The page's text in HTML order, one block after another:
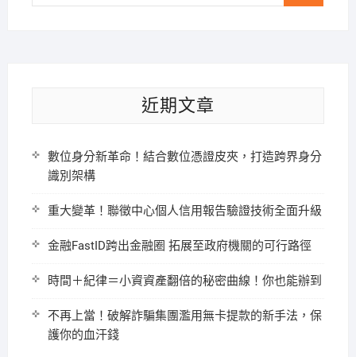
近期文章
數位身分新革命！結合數位憑證皮夾，打造跨界身分
識別架構
重大變革！聯徵中心個人信用報告驗證技術全面升級
金融FastID跨出金融圈 拓展至政府機關的可行路徑
時間＋紀律＝小資資產翻倍的秘密曲線！你也能辦到
不再上當！破解詐騙集團濫用無卡提款的新手法，保
護你的血汗錢